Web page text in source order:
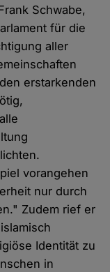
Schwabe,
für die
aller
erstarkenden
vorangehen
nur durch
Zudem rief er
Identität zu
in